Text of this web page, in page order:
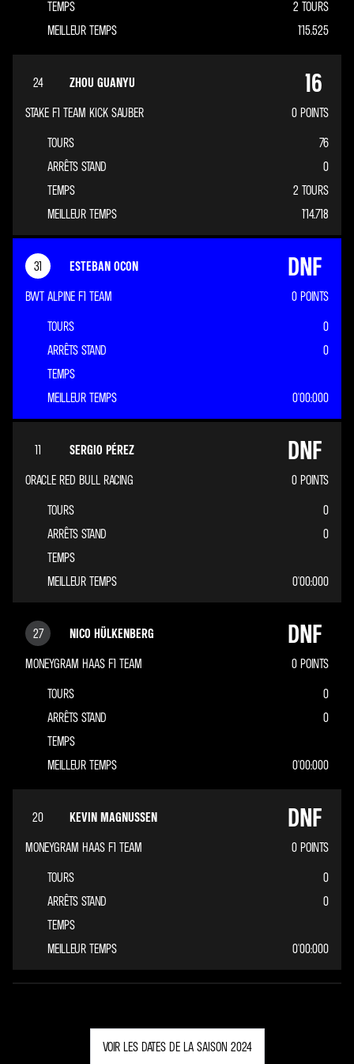
2 TOURS
1'15.525
TEMPS
MEILLEUR TEMPS
16
24
ZHOU GUANYU
STAKE F1 TEAM KICK SAUBER
76
2 TOURS
0
1'14.718
0 POINTS
TOURS
ARRÊTS STAND
TEMPS
MEILLEUR TEMPS
DNF
31
ESTEBAN OCON
BWT ALPINE F1 TEAM
0
0
0'00:000
0 POINTS
TOURS
ARRÊTS STAND
TEMPS
MEILLEUR TEMPS
DNF
11
SERGIO PÉREZ
ORACLE RED BULL RACING
0
0
0'00:000
0 POINTS
TOURS
ARRÊTS STAND
TEMPS
MEILLEUR TEMPS
DNF
27
NICO HÜLKENBERG
MONEYGRAM HAAS F1 TEAM
0
0
0'00:000
0 POINTS
TOURS
ARRÊTS STAND
TEMPS
MEILLEUR TEMPS
DNF
20
KEVIN MAGNUSSEN
MONEYGRAM HAAS F1 TEAM
0
0
0'00:000
0 POINTS
TOURS
ARRÊTS STAND
TEMPS
MEILLEUR TEMPS
VOIR LES DATES DE LA SAISON 2024